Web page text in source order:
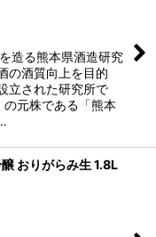
造る熊本県酒造研究
の酒質向上を目的
立された研究所で
元株である「熊本
おりがらみ生 1.8L